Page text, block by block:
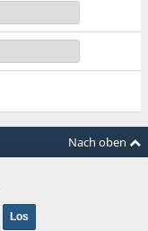
Nach oben